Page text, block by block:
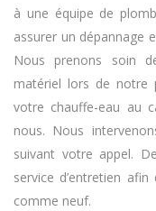
à une équipe de
assurer un dépannage
Nous prenons soin
matériel lors de notre
votre chauffe-eau au
nous. Nous
suivant votre appel.
service d’entretien
comme neuf.